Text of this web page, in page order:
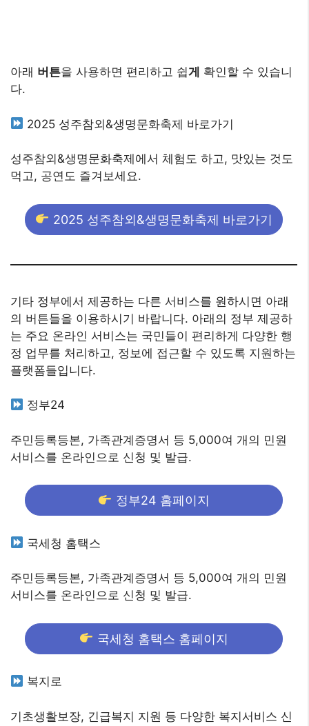
아래 버튼을 사용하면 편리하고 쉽게 확인할 수 있습니
다.
2025 성주참외&생명문화축제 바로가기
성주참외&생명문화축제에서 체험도 하고, 맛있는 것도
먹고, 공연도 즐겨보세요.
2025 성주참외&생명문화축제 바로가기
기타 정부에서 제공하는 다른 서비스를 원하시면 아래
의 버튼들을 이용하시기 바랍니다. 아래의 정부 제공하
는 주요 온라인 서비스는 국민들이 편리하게 다양한 행
정 업무를 처리하고, 정보에 접근할 수 있도록 지원하는
플랫폼들입니다.
정부24
주민등록등본, 가족관계증명서 등 5,000여 개의 민원
서비스를 온라인으로 신청 및 발급.
정부24 홈페이지
국세청 홈택스
주민등록등본, 가족관계증명서 등 5,000여 개의 민원
서비스를 온라인으로 신청 및 발급.
국세청 홈택스 홈페이지
복지로
기초생활보장, 긴급복지 지원 등 다양한 복지서비스 신